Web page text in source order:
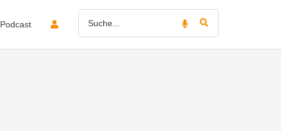
Podcast